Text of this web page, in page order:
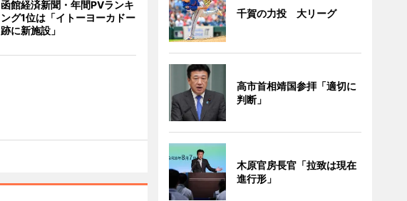
函館経済新聞・年間PVランキ
ング1位は「イトーヨーカドー
跡に新施設」
千賀の力投 大リーグ
高市首相靖国参拝「適切に
判断」
木原官房長官「拉致は現在
進行形」